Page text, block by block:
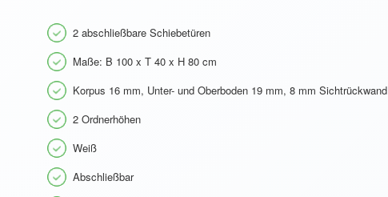
2 abschließbare Schiebetüren
Maße: B 100 x T 40 x H 80 cm
Korpus 16 mm, Unter- und Oberboden 19 mm, 8 mm Sichtrückwand
2 Ordnerhöhen
Weiß
Abschließbar